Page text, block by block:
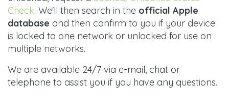
Check. We'll then search in the official Apple
database and then confirm to you if your device
is locked to one network or unlocked for use on
multiple networks.
We are available 24/7 via e-mail, chat or
telephone to assist you if you have any questions.